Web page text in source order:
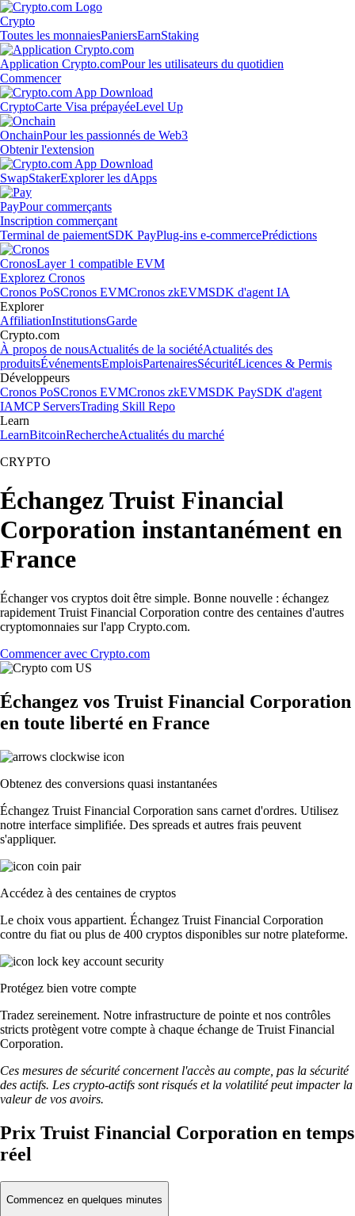
Crypto
Toutes les monnaiesPaniersEarnStaking
Application Crypto.comPour les utilisateurs du quotidien
Commencer
CryptoCarte Visa prépayéeLevel Up
OnchainPour les passionnés de Web3
Obtenir l'extension
SwapStakerExplorer les dApps
PayPour commerçants
Inscription commerçant
Terminal de paiementSDK PayPlug-ins e-commercePrédictions
CronosLayer 1 compatible EVM
Explorez Cronos
Cronos PoSCronos EVMCronos zkEVMSDK d'agent IA
Explorer
AffiliationInstitutionsGarde
Crypto.com
À propos de nousActualités de la sociétéActualités des
produitsÉvénementsEmploisPartenairesSécuritéLicences & Permis
Développeurs
Cronos PoSCronos EVMCronos zkEVMSDK PaySDK d'agent
IAMCP ServersTrading Skill Repo
Learn
LearnBitcoinRechercheActualités du marché
CRYPTO
Échangez Truist Financial
Corporation instantanément en
France
Échanger vos cryptos doit être simple. Bonne nouvelle : échangez
rapidement Truist Financial Corporation contre des centaines d'autres
cryptomonnaies sur l'app Crypto.com.
Commencer avec Crypto.com
Échangez vos Truist Financial Corporation
en toute liberté en France
Obtenez des conversions quasi instantanées
Échangez Truist Financial Corporation sans carnet d'ordres. Utilisez
notre interface simplifiée. Des spreads et autres frais peuvent
s'appliquer.
Accédez à des centaines de cryptos
Le choix vous appartient. Échangez Truist Financial Corporation
contre du fiat ou plus de 400 cryptos disponibles sur notre plateforme.
Protégez bien votre compte
Tradez sereinement. Notre infrastructure de pointe et nos contrôles
stricts protègent votre compte à chaque échange de Truist Financial
Corporation.
Ces mesures de sécurité concernent l'accès au compte, pas la sécurité
des actifs. Les crypto-actifs sont risqués et la volatilité peut impacter la
valeur de vos avoirs.
Prix Truist Financial Corporation en temps
réel
Commencez en quelques minutes